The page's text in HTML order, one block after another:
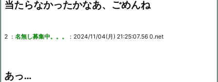
当たらなかったかなあ、ごめんね
2 ： 名無し募集中。。。 ：2024/11/04(月) 21:25:07.56 0.net
あっ…